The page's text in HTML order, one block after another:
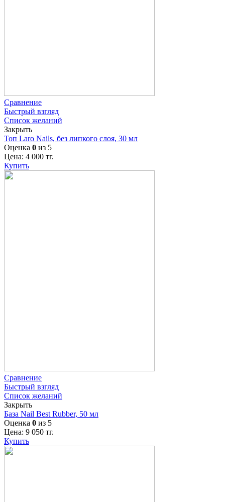
Сравнение
Быстрый взгляд
Список желаний
Закрыть
Топ Laro Nails, без липкого слоя, 30 мл
Оценка 0 из 5
Цена: 4 000 тг.
Купить
Сравнение
Быстрый взгляд
Список желаний
Закрыть
База Nail Best Rubber, 50 мл
Оценка 0 из 5
Цена: 9 050 тг.
Купить